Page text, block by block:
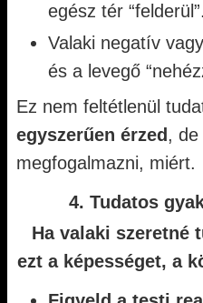
egész tér “felderül”.
Valaki negatív
és a levegő
Ez nem feltétlenül
egyszerűen érzed , de
megfogalmazni, miért.
4. Tudatos
Ha valaki szeretné
ezt a képességet, a